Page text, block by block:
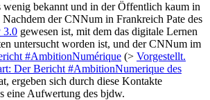
wenig bekannt und in der Öffentlich kaum in
Nachdem der CNNum in Frankreich Pate des
3.0 gewesen ist, mit dem das digitale Lernen
untersucht worden ist, und der CNNum im
#AmbitionNumérique (> Vorgestellt.
Der Bericht #AmbitionNumerique des
ergeben sich durch diese Kontakte
eine Aufwertung des bjdw.